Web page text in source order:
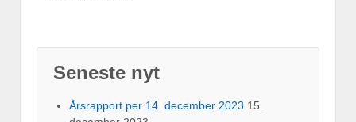
Seneste nyt
Årsrapport per 14. december 2023 15.